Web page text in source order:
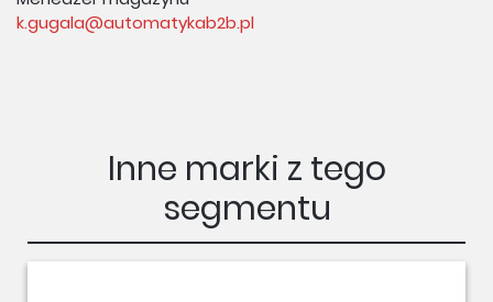
k.gugala@automatykab2b.pl
Inne marki z tego
segmentu